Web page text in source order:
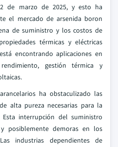
de marzo de 2025, y esto ha
el mercado de arsenida boron
de suministro y los costos de
térmicas y eléctricas
encontrando aplicaciones en
gestión térmica y
ha obstaculizado las
alta pureza necesarias para la
interrupción del suministro
posiblemente demoras en los
industrias dependientes de